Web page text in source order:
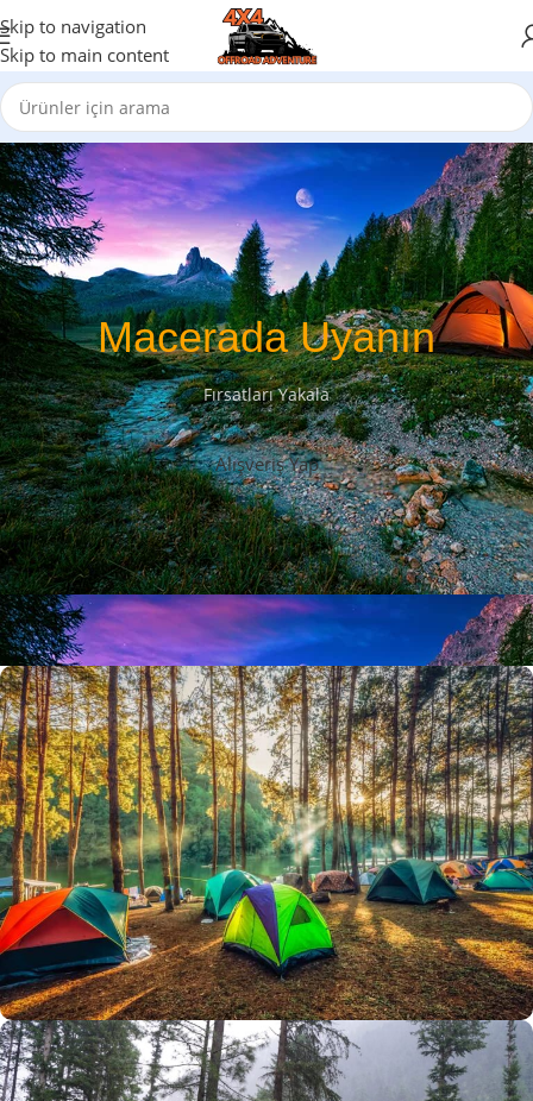
Skip to navigation
Skip to main content
Macerada Uyanın
Fırsatları Yakala
Alışveriş Yap
Büyük Yaz İndirimi